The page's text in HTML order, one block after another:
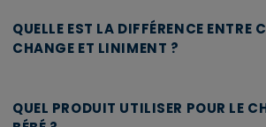
QUELLE EST LA DIFFÉRENCE ENTRE
CHANGE ET LINIMENT ?
chaque change, sans rinçage. La
QUEL PRODUIT UTILISER POUR LE